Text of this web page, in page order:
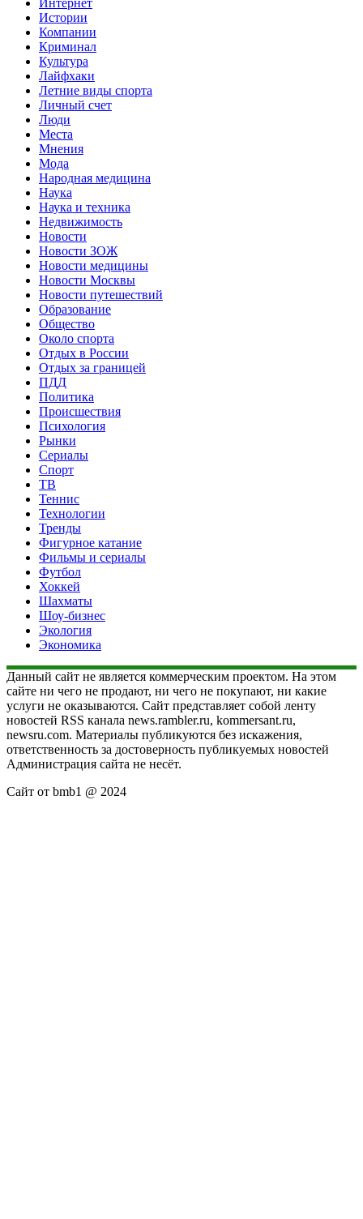
Истории
Компании
Криминал
Культура
Лайфхаки
Летние виды спорта
Личный счет
Люди
Места
Мнения
Мода
Народная медицина
Наука
Наука и техника
Недвижимость
Новости
Новости ЗОЖ
Новости медицины
Новости Москвы
Новости путешествий
Образование
Общество
Около спорта
Отдых в России
Отдых за границей
ПДД
Политика
Происшествия
Психология
Рынки
Сериалы
Спорт
ТВ
Теннис
Технологии
Тренды
Фигурное катание
Фильмы и сериалы
Футбол
Хоккей
Шахматы
Шоу-бизнес
Экология
Экономика
Данный сайт не является коммерческим проектом. На этом
сайте ни чего не продают, ни чего не покупают, ни какие
услуги не оказываются. Сайт представляет собой ленту
новостей RSS канала news.rambler.ru, kommersant.ru,
newsru.com. Материалы публикуются без искажения,
ответственность за достоверность публикуемых новостей
Администрация сайта не несёт.
Сайт от bmb1 @ 2024